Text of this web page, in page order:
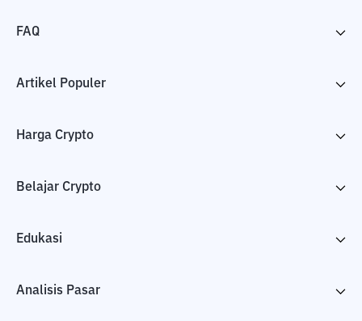
FAQ
Artikel Populer
Harga Crypto
Belajar Crypto
Edukasi
Analisis Pasar